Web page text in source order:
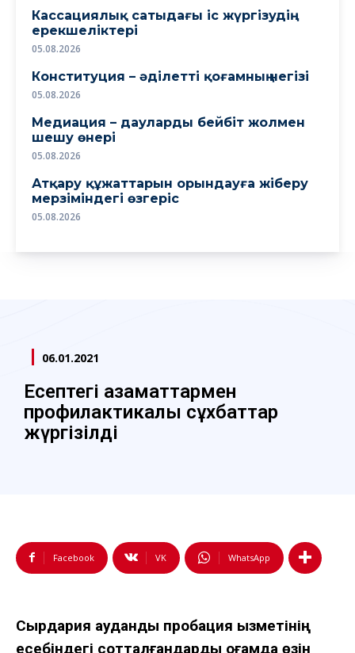
Кассациялық сатыдағы іс жүргізудің
ерекшеліктері
05.08.2026
Конституция – әділетті қоғамның негізі
05.08.2026
Медиация – дауларды бейбіт жолмен
шешу өнері
05.08.2026
Атқару құжаттарын орындауға жіберу
мерзіміндегі өзгеріс
05.08.2026